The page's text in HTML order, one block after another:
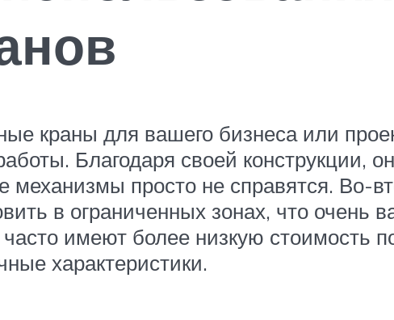
краны для вашего бизнеса или
Благодаря своей конструкции,
механизмы просто не справятся. Во-
в ограниченных зонах, что очень
имеют более низкую стоимость
характеристики.